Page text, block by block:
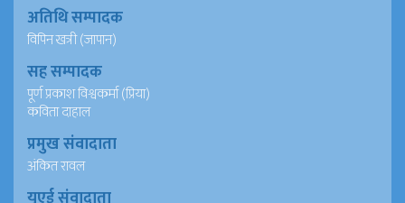
अतिथि सम्पादक
विपिन खत्री (जापान)
सह सम्पादक
पूर्ण प्रकाश विश्वकर्मा (प्रिया)
कविता दाहाल
प्रमुख संवादाता
अंकित रावल